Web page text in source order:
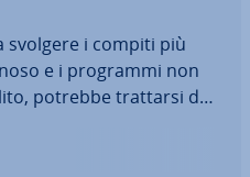
svolgere i compiti più
e i programmi non
potrebbe trattarsi di
in modalità prov­